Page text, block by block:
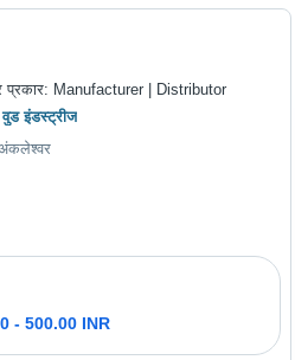
प्रकार: Manufacturer | Distributor
वुड इंडस्ट्रीज
- 500.00 INR